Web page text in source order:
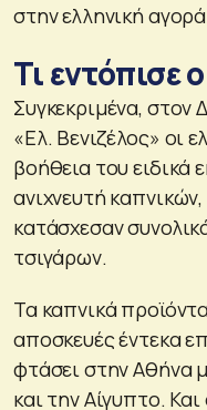
στην ελληνική
Τι εντόπισε
Συγκεκριμένα, στον
«Ελ. Βενιζέλος» οι
βοήθεια του ειδικά
ανιχνευτή
κατάσχεσαν
τσιγάρων.
Τα καπνικά
αποσκευές έντεκα
φτάσει στην Αθήνα
και την Αίγυπτο.